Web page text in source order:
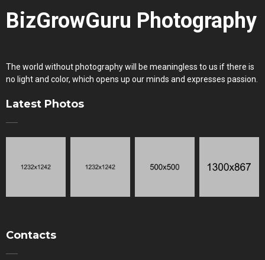
BizGrowGuru Photography
The world without photography will be meaningless to us if there is
no light and color, which opens up our minds and expresses passion.
Latest Photos
Contacts